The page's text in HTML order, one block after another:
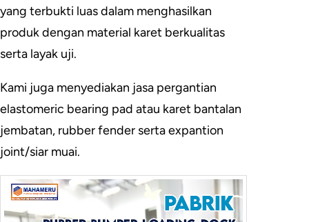
yang terbukti luas dalam menghasilkan
produk dengan material karet berkualitas
serta layak uji.
Kami juga menyediakan jasa pergantian
elastomeric bearing pad atau karet bantalan
jembatan, rubber fender serta expantion
joint/siar muai.